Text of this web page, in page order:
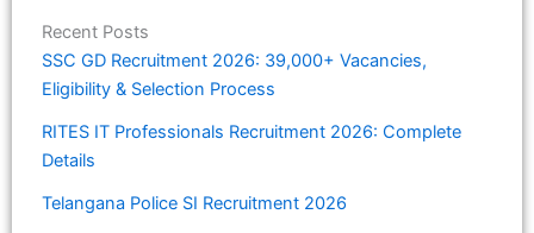
Recent Posts
SSC GD Recruitment 2026: 39,000+ Vacancies,
Eligibility & Selection Process
RITES IT Professionals Recruitment 2026: Complete
Details
Telangana Police SI Recruitment 2026